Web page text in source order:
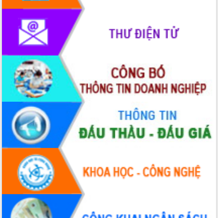
Rà soát, hoàn thiện hệ thống thiết chế
văn hóa, thể thao đáp ứng yêu cầu
phát triển mới
Thường trực HĐND tỉnh Đắk Lắk gặp
mặt Đoàn chuyên gia y tế TP. Hồ Chí
Minh
Lễ truy điệu và an táng hài cốt liệt sĩ
tại Nghĩa trang Liệt sĩ xã Sơn Hòa
Bàn giải pháp tháo gỡ khó khăn trong
xuất khẩu sầu riêng và triển khai quy
định EUDR
Thứ trưởng Bộ Nông nghiệp và Môi
trường Nguyễn Hoàng Hiệp khảo sát
vùng trồng và doanh nghiệp đóng gói
sầu riêng tại Đắk Lắk
Trình diễn nghệ thuật chế biến các
món ăn từ sầu riêng
Đắk Lắk công bố Quy hoạch và xúc
tiến đầu tư tỉnh
Ngành cá ngừ Đắk Lắk chủ động thích